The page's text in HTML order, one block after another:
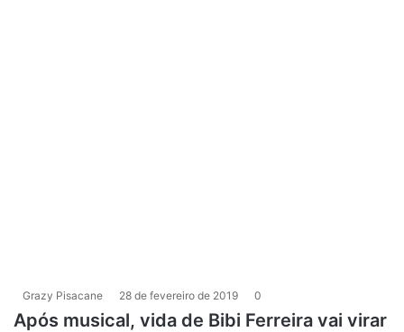
Grazy Pisacane 28 de fevereiro de 2019 0
Após musical, vida de Bibi Ferreira vai virar